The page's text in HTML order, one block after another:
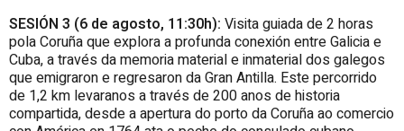
SESIÓN 3 (6 de agosto, 11:30h): Visita guiada de 2 horas
pola Coruña que explora a profunda conexión entre Galicia e
Cuba, a través da memoria material e inmaterial dos galegos
que emigraron e regresaron da Gran Antilla. Este percorrido
de 1,2 km levaranos a través de 200 anos de historia
compartida, desde a apertura do porto da Coruña ao comercio